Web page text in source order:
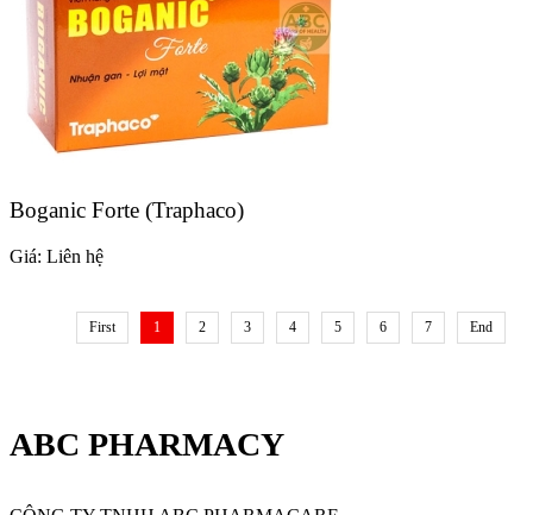
Boganic Forte (Traphaco)
Giá: Liên hệ
First 1 2 3 4 5 6 7 End
ABC PHARMACY